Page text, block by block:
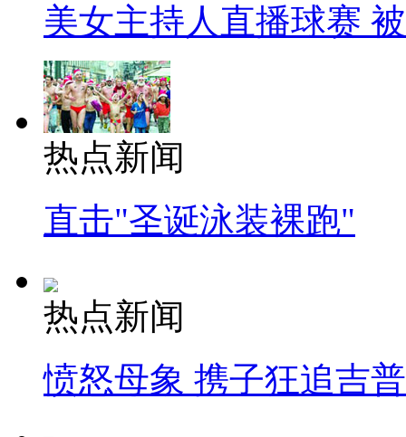
美女主持人直播球赛
热点新闻
直击"圣诞泳装裸跑"
热点新闻
愤怒母象 携子狂追吉